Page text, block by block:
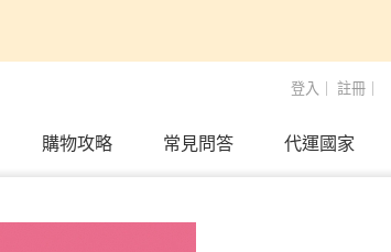
登入 註冊
代運國家
常見問答
購物攻略